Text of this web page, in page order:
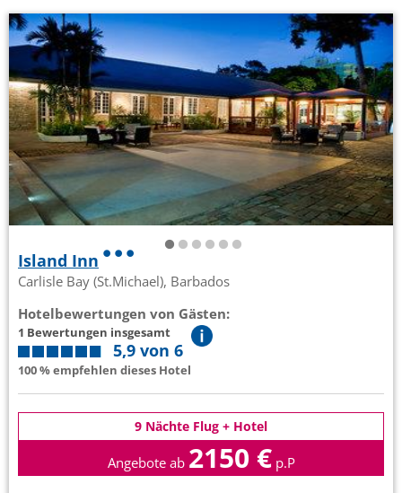
Island Inn
Carlisle Bay (St.Michael), Barbados
Hotelbewertungen von Gästen:
1 Bewertungen insgesamt
5,9 von 6
100 % empfehlen dieses Hotel
9 Nächte Flug + Hotel
Angebote ab 2150 € p.P